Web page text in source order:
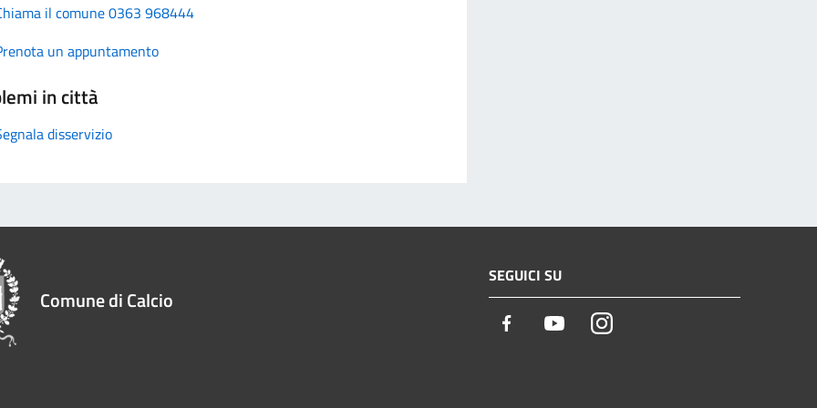
il comune 0363 968444
un appuntamento
in città
disservizio
Comune di Calcio
SEGUICI SU
Facebook YoutubeInstagram